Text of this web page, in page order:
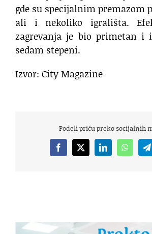
gde su specijalnim premazom
ali i nekoliko igrališta.
zagrevanja je bio primetan i
sedam stepeni.
Izvor: City Magazine
Podeli priču preko socijalnih
Facebook
X LinkedIn